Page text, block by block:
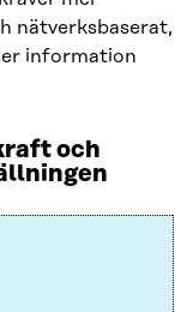
nätverksbaserat,
information
och